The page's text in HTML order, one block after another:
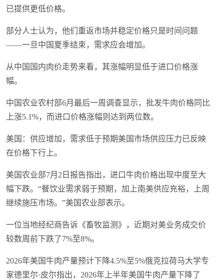
已提供更低价格。
部分人士认为，他们重返市场并稳定价格只是时间问题
——一旦中国夏季结束，需求应会增加。
从中国国内肉价走势来看，其涨幅明显低于进口价格涨
幅。
中国农业农村部6月最后一周调查显示，批发牛肉价格同比
上涨5.1%，而进口价格涨幅则达到两位数。
美国：供应增加，需求低于预期美国市场供应压力已反映
在价格下行上。
美国农业部7月2日报告指出，进口牛肉价格出现中度至大
幅下跌。“餐饮业需求弱于预期，加上南美供应充裕，上周
继续施压市场。”美国农业部表示。
一位当地经纪商告诉《畜牧监测》，近期对美业务成交价
较数周前下跌了7%至8%。
2026年美国牛肉产量预计下降4.5%至5%俄克拉荷马大学专
家德里尔·皮尔指出，2026年上半年美国牛肉产量下降了